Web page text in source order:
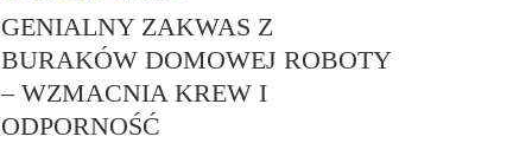
GENIALNY ZAKWAS Z
BURAKÓW DOMOWEJ ROBOTY
– WZMACNIA KREW I
ODPORNOŚĆ